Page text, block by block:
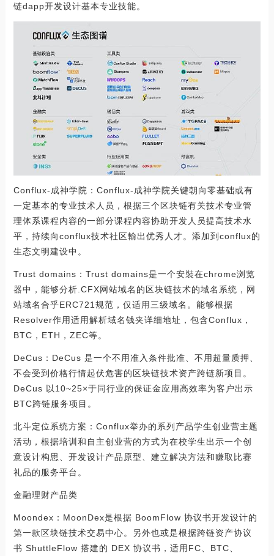
链dapp开发设计基本专业技能。
Conflux-成神学院：Conflux-成神学院关键朝向零基础或有
一定基本的专业技术人员，根据三个区块链有关技术专业管
理体系课程内容的一部分课程内容协助开发人员提高技术水
平，持续向conflux技术社区輸出优秀人才。添加到conflux的
生态文明建设中。
Trust domains：Trust domains是一个安裝在chrome浏览
器中，能够分析.CFX网站域名的区块链技术的域名系统，网
站域名合乎ERC721规范，仅适用三级域名。能够根据
Resolver作用适用解析域名钱夹详细地址，包含Conflux，
BTC，ETH，ZEC等。
DeCus：DeCus 是一个不用准入条件批准、不用超量质押、
不会受到价格行情起伏危害的区块链技术资产跨链新项目。
DeCus 以10~25×于同行业的保证金应用高效率为客户出示
BTC跨链服务项目。
北斗定位系统方案：Conflux举办的系列产品学生创业营主题
活动，根据培训和自主创业营的方式为在校学生出示一个创
意设计构思、开发设计产品原型、建立解决方法和赚取比赛
礼品的服务平台。
金融理财产品类
Moondex：MoonDex是根据 BoomFlow 协议书开发设计的
第一款区块链技术交易中心。另外也或是根据跨链资产协议
书 ShuttleFlow 搭建的 DEX 协议书，适用FC、BTC、